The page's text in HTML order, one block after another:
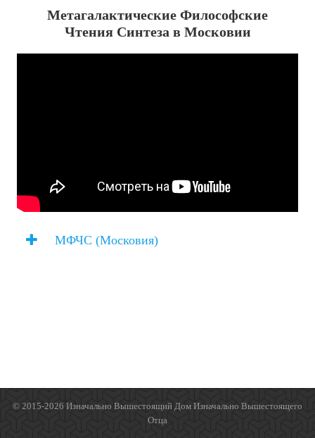
Метагалактические Философские
Чтения Синтеза в Московии
МФЧС (Московия)
© 2015-2026 Изначально Вышестоящий Дом Изначально Вышестоящего
Отца